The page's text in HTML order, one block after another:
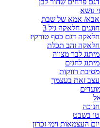
פרחים שחור לבן
נושא
אמא של שבת
חלאקה גיל 3
דגם כסף טורקיז
זהב תכלת
לבר מצווה
לחגים
רווקות
זאת בעצמך
בשבט
העצמאות וימי זכרון